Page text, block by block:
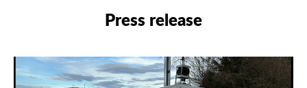
Press release